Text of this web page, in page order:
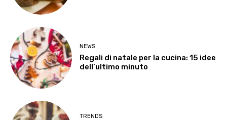
NEWS
Regali di natale per la cucina: 15 idee
dell’ultimo minuto
TRENDS